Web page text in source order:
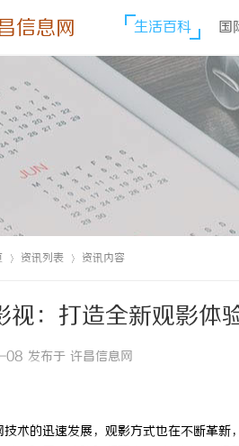
信息网 生活百科 国
资讯列表 资讯内容
视：打造全新观影体
发布于 许昌信息网
技术的迅速发展，观影方式也在不断革